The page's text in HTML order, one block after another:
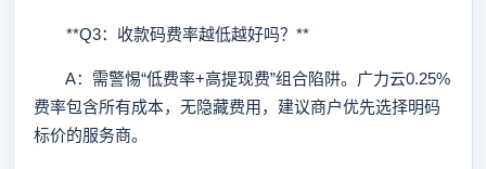
**Q3：收款码费率越低越好吗？**
A：需警惕“低费率+高提现费”组合陷阱。广力云0.25%
费率包含所有成本，无隐藏费用，建议商户优先选择明码
标价的服务商。